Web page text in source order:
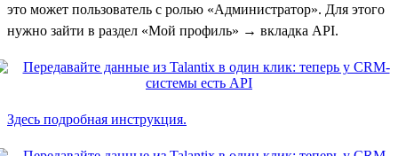
это может пользователь с ролью «Администратор». Для этого
нужно зайти в раздел «Мой профиль» → вкладка API.
Здесь подробная инструкция.